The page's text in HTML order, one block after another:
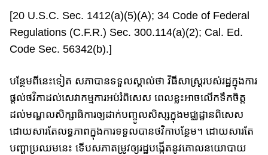
[20 U.S.C. Sec. 1412(a)(5)(A); 34 Code of Federal
Regulations (C.F.R.) Sec. 300.114(a)(2); Cal. Ed.
Code Sec. 56342(b).]
បន្ថែមពីនេះទៀត សភាបានទទួលស្គាល់ថា វិធីសាស្រ្ដរបស់រដ្ឋក្នុងការ
ផ្ដល់ថវិកា​ដល់សេវាកម្មការ​អប់រំ​ពិសេស ពេលខ្លះអាចលើកទឹកចិត្ត​
ដល់មណ្ឌលសិក្សាធិការ​ឲ្យដាក់បញ្ចូល​សិស្សក្នុងមជ្ឈដ្ឋាន​ពិសេស​ ​
ដោយសារ​​​តែលទ្ធ​ភាពក្នុ​ង​ការទទួលបា​ន​​​ថវិកាបន្ថែម។ ដោយសារតែ​
បញ្ហា​ប្រឈម​នេះ​ ទើប​សភាតម្រូ​វ​ឲ្យរដ្ឋបង្កើតនូវគោល​នយោបាយ